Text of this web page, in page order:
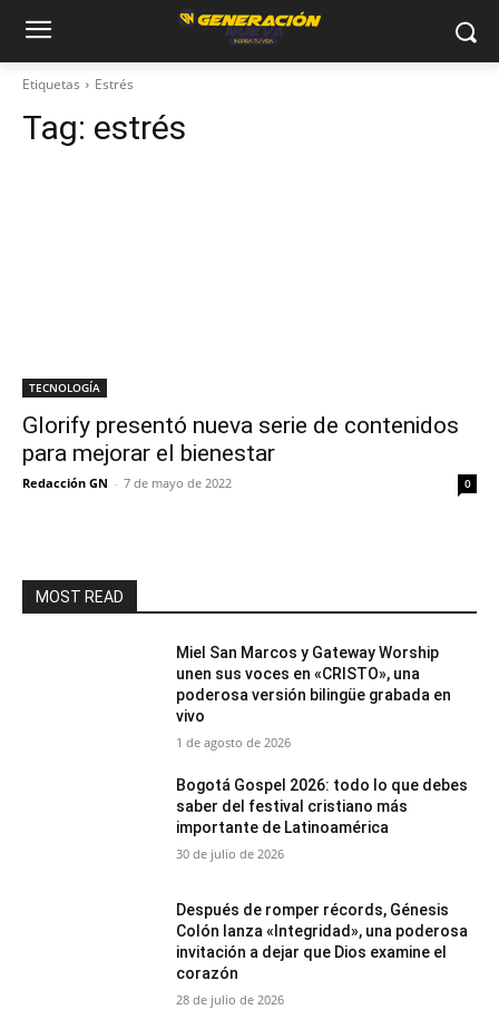
Etiquetas Estrés
Tag: estrés
TECNOLOGÍA
Glorify presentó nueva serie de contenidos
para mejorar el bienestar
Redacción GN - 7 de mayo de 2022 0
MOST READ
Miel San Marcos y Gateway Worship
unen sus voces en «CRISTO», una
poderosa versión bilingüe grabada en
vivo
1 de agosto de 2026
Bogotá Gospel 2026: todo lo que debes
saber del festival cristiano más
importante de Latinoamérica
30 de julio de 2026
Después de romper récords, Génesis
Colón lanza «Integridad», una poderosa
invitación a dejar que Dios examine el
corazón
28 de julio de 2026